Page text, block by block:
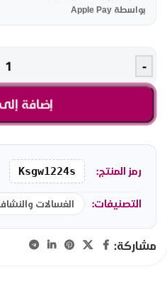
بواسطة Apple Pay
-
إضافة
رمز المنتج: Ksgw1224s
التصنيفات: الغسالات
مشاركة: